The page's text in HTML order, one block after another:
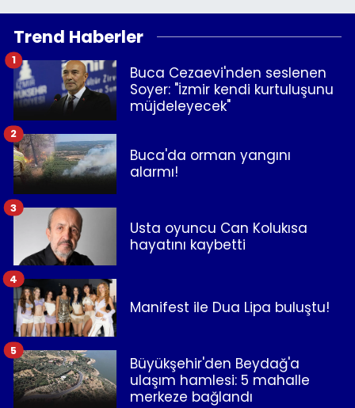
Trend Haberler
Buca Cezaevi'nden seslenen
Soyer: "İzmir kendi kurtuluşunu
müjdeleyecek"
1
Buca'da orman yangını
alarmı!
2
Usta oyuncu Can Kolukısa
hayatını kaybetti
3
Manifest ile Dua Lipa buluştu!
4
Büyükşehir'den Beydağ'a
ulaşım hamlesi: 5 mahalle
merkeze bağlandı
5